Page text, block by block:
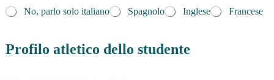
No, parlo solo italiano
Spagnolo Inglese Francese
Profilo atletico dello studente